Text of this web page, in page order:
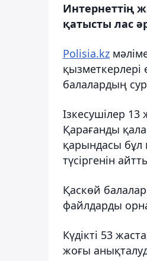
Интернеттің
қатысты лас
Polisia.kz
қызметкерлері
балалардың
Ізкесушілер
Қарағанды
қарындасы
түсіргенін
Қаскөй
файлдарды
Күдікті 53
жоғы